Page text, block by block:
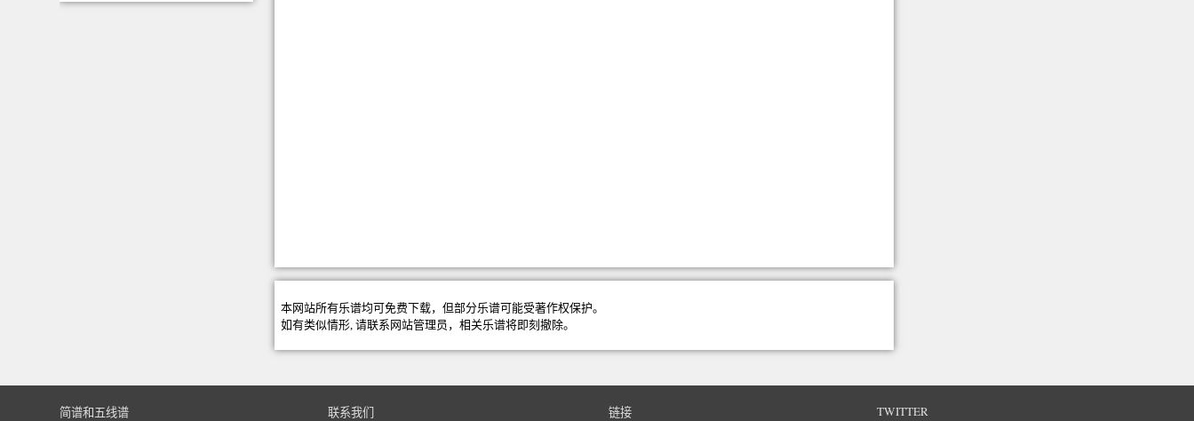
本网站所有乐谱均可免费下载，但部分乐谱可能受著作权保护。
如有类似情形, 请联系 网站管理员 ，相关乐谱将即刻撤除。
简谱和五线谱 联系我们 链接 TWITTER